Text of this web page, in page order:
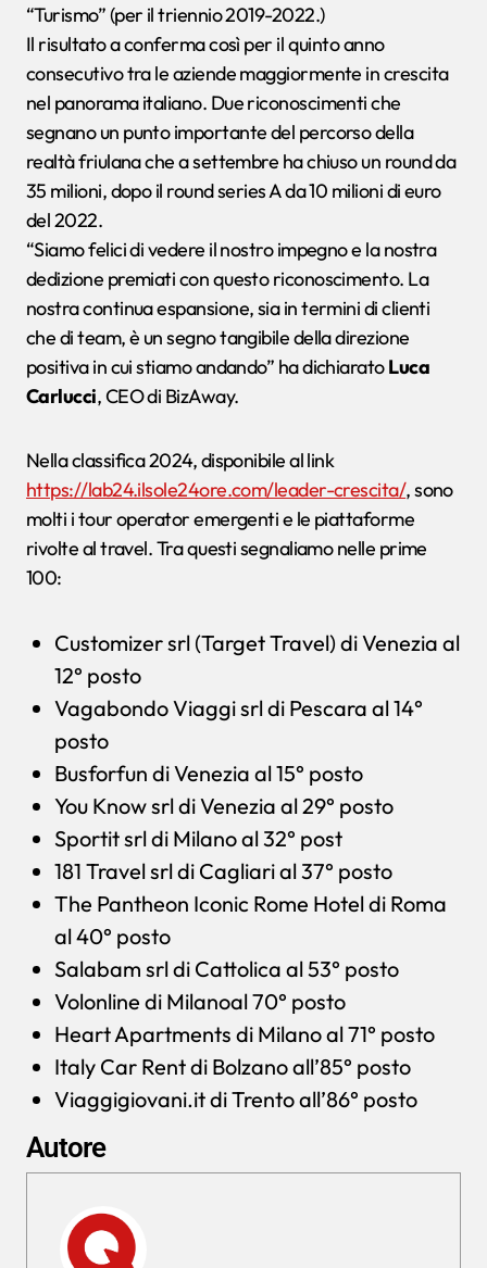
“Turismo” (per il triennio 2019-2022.)
Il risultato a conferma così per il quinto anno
consecutivo tra le aziende maggiormente in crescita
nel panorama italiano. Due riconoscimenti che
segnano un punto importante del percorso della
realtà friulana che a settembre ha chiuso un round da
35 milioni, dopo il round series A da 10 milioni di euro
del 2022.
“Siamo felici di vedere il nostro impegno e la nostra
dedizione premiati con questo riconoscimento. La
nostra continua espansione, sia in termini di clienti
che di team, è un segno tangibile della direzione
positiva in cui stiamo andando” ha dichiaratoLuca
Carlucci, CEO di BizAway.
Nella classifica 2024, disponibile al link
https://lab24.ilsole24ore.com/leader-crescita/, sono
molti i tour operator emergenti e le piattaforme
rivolte al travel. Tra questi segnaliamo nelle prime
100:
Customizer srl (Target Travel) di Venezia al
12° posto
Vagabondo Viaggi srl di Pescara al 14°
posto
Busforfun di Venezia al 15° posto
You Know srl di Venezia al 29° posto
Sportit srl di Milano al 32° post
181 Travel srl di Cagliari al 37° posto
The Pantheon Iconic Rome Hotel di Roma
al 40° posto
Salabam srl di Cattolica al 53° posto
Volonline di Milanoal 70° posto
Heart Apartments di Milano al 71° posto
Italy Car Rent di Bolzano all’85° posto
Viaggigiovani.it di Trento all’86° posto
Autore